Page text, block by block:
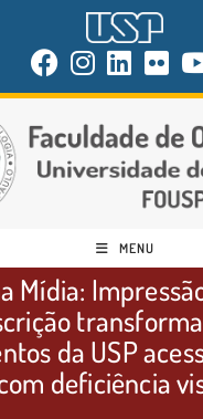
MENU
Mídia:
da USP
deficiência